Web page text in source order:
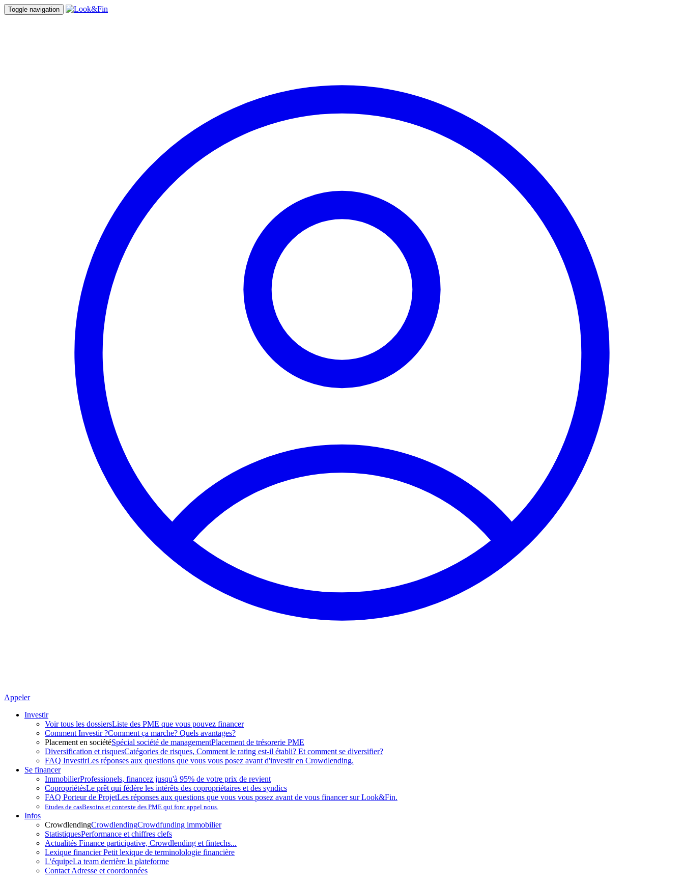
Toggle navigation
Appeler
Investir
Voir tous les dossiersListe des PME que vous pouvez financer
Comment Investir ?Comment ça marche? Quels avantages?
Placement en sociétéSpécial société de managementPlacement de trésorerie PME
Diversification et risquesCatégories de risques, Comment le rating est-il établi? Et comment se diversifier?
FAQ InvestirLes réponses aux questions que vous vous posez avant d'investir en Crowdlending.
Se financer
ImmobilierProfessionels, financez jusqu'à 95% de votre prix de revient
CopropriétésLe prêt qui fédère les intérêts des copropriétaires et des syndics
FAQ Porteur de ProjetLes réponses aux questions que vous vous posez avant de vous financer sur Look&Fin.
Etudes de casBesoins et contexte des PME qui font appel nous.
Infos
CrowdlendingCrowdlendingCrowdfunding immobilier
StatistiquesPerformance et chiffres clefs
Actualités Finance participative, Crowdlending et fintechs...
Lexique financierPetit lexique de terminolologie financière
L'équipeLa team derrière la plateforme
Contact Adresse et coordonnées